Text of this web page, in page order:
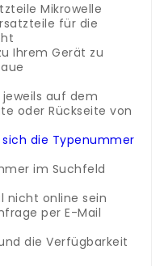
Mikrowelle
für die
Ihrem Gerät zu
auf dem
oder Rückseite von
die Typenummer
im Suchfeld
nicht online sein
per E-Mail
die Verfügbarkeit